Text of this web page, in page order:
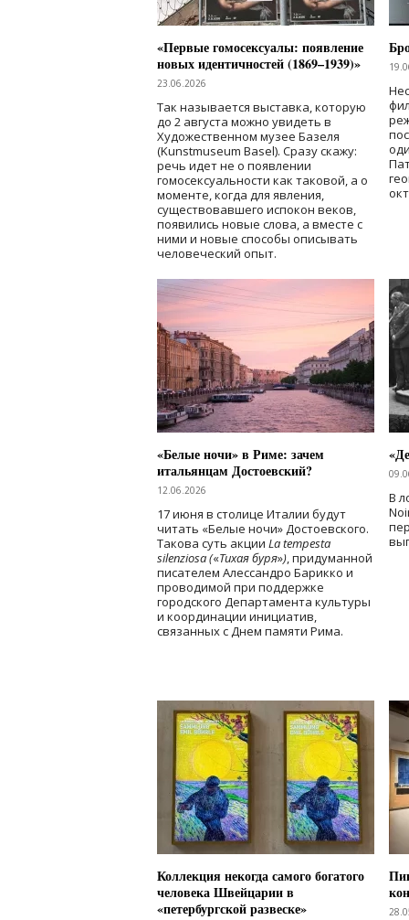
«Первые гомосексуалы: появление
новых идентичностей (1869–1939)»
23.06.2026
Так называется выставка, которую
до 2 августа можно увидеть в
Художественном музее Базеля
(Kunstmuseum Basel). Сразу скажу:
речь идет не о появлении
гомосексуальности как таковой, а о
моменте, когда для явления,
существовавшего испокон веков,
появились новые слова, а вместе с
ними и новые способы описывать
человеческий опыт.
«Белые ночи» в Риме: зачем
итальянцам Достоевский?
12.06.2026
17 июня в столице Италии будут
читать «Белые ночи» Достоевского.
Такова суть акции La tempesta
silenziosa («Тихая буря»), придуманной
писателем Алессандро Барикко и
проводимой при поддержке
городского Департамента культуры
и координации инициатив,
связанных с Днем памяти Рима.
В
Коллекция некогда самого богатого
человека Швейцарии в
«петербургской развеске»